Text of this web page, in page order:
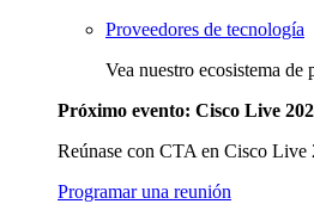
Proveedores de tecnología
Vea nuestro ecosistema
Próximo evento: Cisco Live
Reúnase con CTA en Cisco Live
Programar una reunión